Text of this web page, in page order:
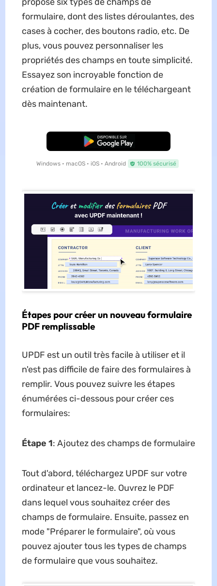
formulaire, dont des listes déroulantes, des
cases à cocher, des boutons radio, etc. De
plus, vous pouvez personnaliser les
propriétés des champs en toute simplicité.
Essayez son incroyable fonction de
création de formulaire en le téléchargeant
dès maintenant.
TÉLÉCHARGER
Windows • macOS • iOS • Android 100% sécurisé
Étapes pour créer un nouveau formulaire
PDF remplissable
UPDF est un outil très facile à utiliser et il
n'est pas difficile de faire des formulaires à
remplir. Vous pouvez suivre les étapes
énumérées ci-dessous pour créer ces
formulaires:
Étape 1: Ajoutez des champs de formulaire
Tout d'abord, téléchargez UPDF sur votre
ordinateur et lancez-le. Ouvrez le PDF
dans lequel vous souhaitez créer des
champs de formulaire. Ensuite, passez en
mode "Préparer le formulaire", où vous
pouvez ajouter tous les types de champs
de formulaire que vous souhaitez.